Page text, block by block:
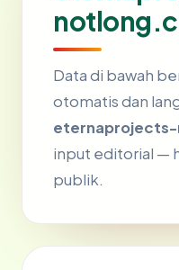
Data di bawah
otomatis dan
input editorial —
publik.